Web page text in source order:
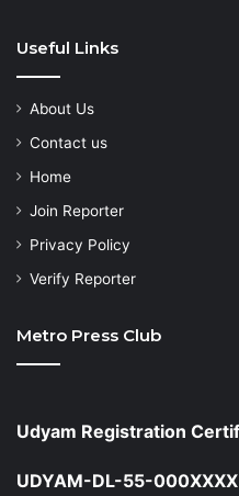
Useful Links
About Us
Contact us
Home
Join Reporter
Privacy Policy
Verify Reporter
Metro Press Club
Udyam Registration
UDYAM-DL-55-000XXXX